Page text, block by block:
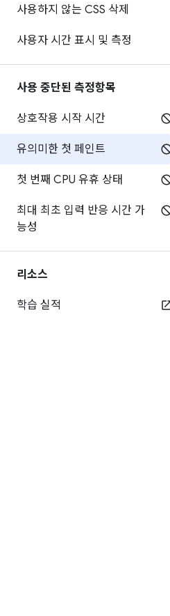
사용하지 않는 CSS 삭제
사용자 시간 표시 및 측정
사용 중단된 측정항목
상호작용 시작 시간
유의미한 첫 페인트
첫 번째 CPU 유휴 상태
최대 최초 입력 반응 시간 가
능성
리소스
학습 실적